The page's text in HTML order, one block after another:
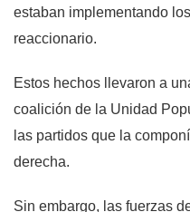
estaban implementando
reaccionario.
Estos hechos llevaron a
coalición de la Unidad
las partidos que la
derecha.
Sin embargo, las fuerzas